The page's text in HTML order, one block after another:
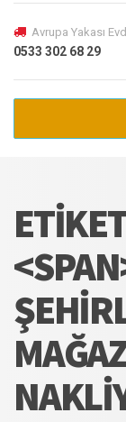
Avrupa Yakası
0533 302 68 29